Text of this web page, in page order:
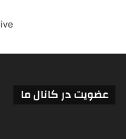
عضویت در کانال ما